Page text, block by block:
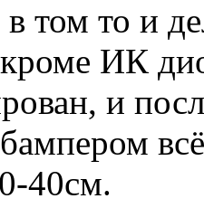
том то и
кроме ИК
и
40см.